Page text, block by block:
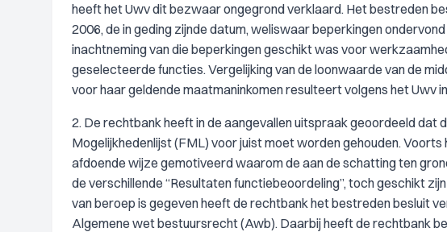
heeft het Uwv dit bezwaar ongegrond verklaard. Het bestreden
2006, de in geding zijnde datum, weliswaar beperkingen
inachtneming van die beperkingen geschikt was voor
geselecteerde functies. Vergelijking van de loonwaarde van de
voor haar geldende maatmaninkomen resulteert volgens het Uwv
2. De rechtbank heeft in de aangevallen uitspraak geoordeeld dat
Mogelijkhedenlijst (FML) voor juist moet worden gehouden.
afdoende wijze gemotiveerd waarom de aan de schatting ten
de verschillende “Resultaten functiebeoordeling”, toch geschikt
van beroep is gegeven heeft de rechtbank het bestreden besluit
Algemene wet bestuursrecht (Awb). Daarbij heeft de rechtbank